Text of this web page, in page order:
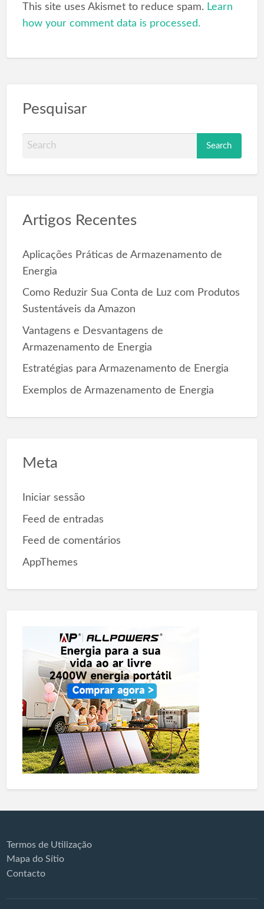
This site uses Akismet to reduce spam. Learn
how your comment data is processed.
Pesquisar
a
h
o
r
Artigos Recentes
Aplicações Práticas de Armazenamento de
Energia
Como Reduzir Sua Conta de Luz com Produtos
Sustentáveis da Amazon
Vantagens e Desvantagens de
Armazenamento de Energia
Estratégias para Armazenamento de Energia
Exemplos de Armazenamento de Energia
Meta
Iniciar sessão
Feed de entradas
Feed de comentários
AppThemes
Termos de Utilização
Mapa do Sítio
Contacto